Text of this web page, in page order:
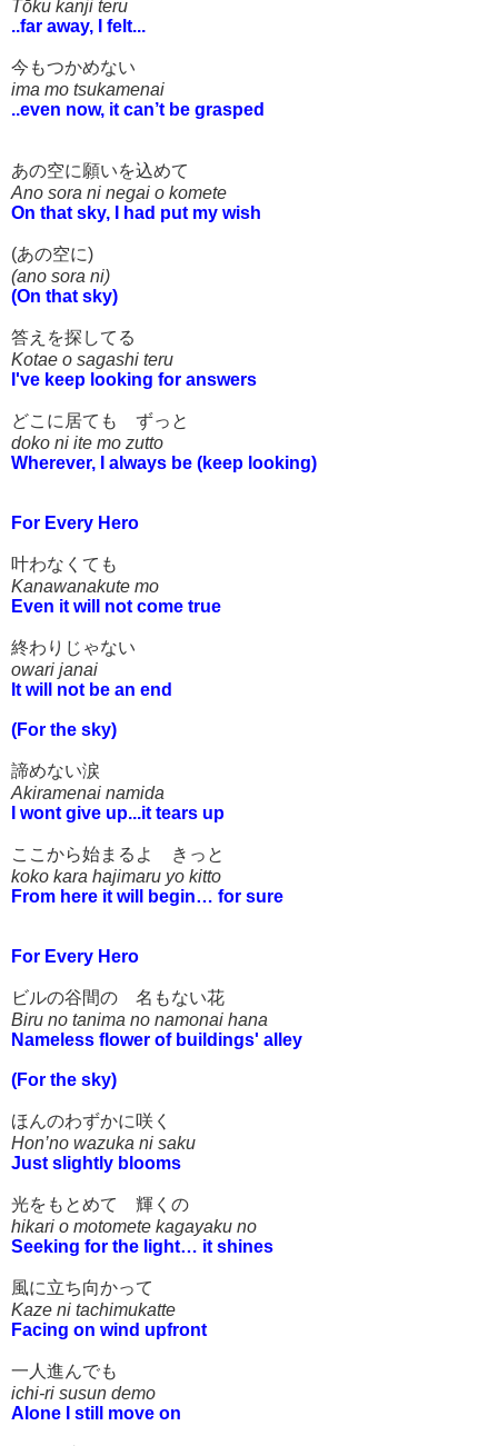
Tōku kanji teru
..far away, I felt...
今もつかめない
ima mo tsukamenai
..even now, it can’t be grasped
あの空に願いを込めて
Ano sora ni negai o komete
On that sky, I had put my wish
(あの空に)
(ano sora ni)
(On that sky)
答えを探してる
Kotae o sagashi teru
I've keep looking for answers
どこに居ても ずっと
doko ni ite mo zutto
Wherever, I always be (keep looking)
For Every Hero
叶わなくても
Kanawanakute mo
Even it will not come true
終わりじゃない
owari janai
It will not be an end
(For the sky)
諦めない涙
Akiramenai namida
I wont give up...it tears up
ここから始まるよ きっと
koko kara hajimaru yo kitto
From here it will begin… for sure
For Every Hero
ビルの谷間の 名もない花
Biru no tanima no namonai hana
Nameless flower of buildings' alley
(For the sky)
ほんのわずかに咲く
Hon’no wazuka ni saku
Just slightly blooms
光をもとめて 輝くの
hikari o motomete kagayaku no
Seeking for the light… it shines
風に立ち向かって
Kaze ni tachimukatte
Facing on wind upfront
一人進んでも
ichi-ri susun demo
Alone I still move on